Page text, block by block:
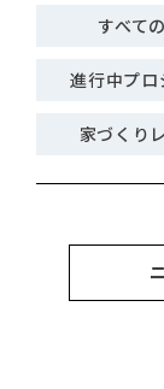
すべて
進行中プロ
家づくり